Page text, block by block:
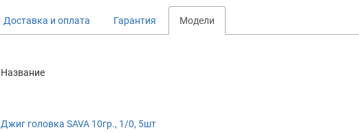
Доставка и оплата Гарантия Модели
Название
Джиг головка SAVA 10гр., 1/0, 5шт